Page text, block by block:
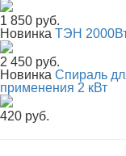
1 850 руб.
Новинка ТЭН
2 450 руб.
Новинка Спираль
применения 2 кВт
420 руб.